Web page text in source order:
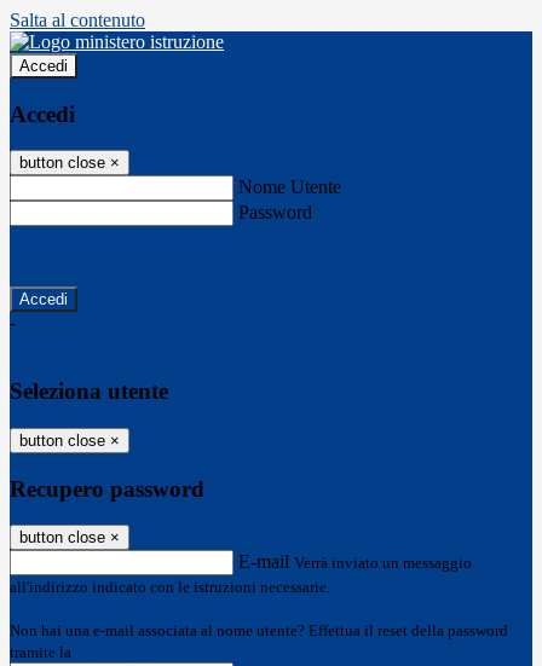
Salta al contenuto
Accedi
Accedi
button close ×
Nome Utente
Password
-
Seleziona utente
button close ×
Recupero password
button close ×
E-mail Verrà inviato un messaggio
all'indirizzo indicato con le istruzioni necessarie.
Non hai una e-mail associata al nome utente? Effettua il reset della password
tramite la